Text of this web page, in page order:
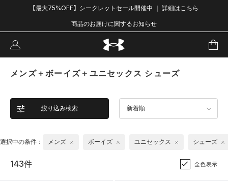
【最大75%OFF】シークレットセール開催中 ｜ 詳細はこちら
商品のお届けに関するお知らせ
メンズ＋ボーイズ＋ユニセックス シューズ
絞り込み検索 新着順
選択中の条件： メンズ ボーイズ ユニセックス シューズ
143件 全色表示